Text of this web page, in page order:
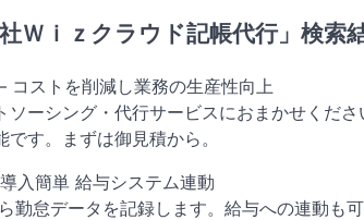
Ｗｉｚクラウド記帳代行」検索
コストを削減し業務の生産性向上
ーシング・代行サービスにおまかせくだ
す。まずは御見積から。
入簡単 給与システム連動
勤怠データを記録します。給与への連動も